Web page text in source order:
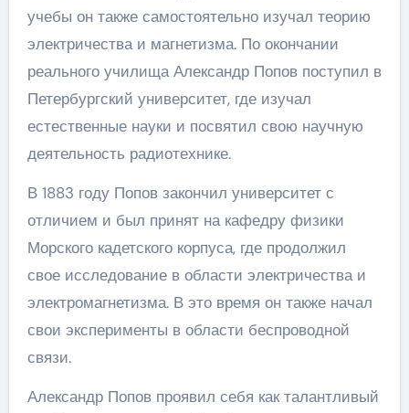
учебы он также самостоятельно изучал теорию
электричества и магнетизма. По окончании
реального училища Александр Попов поступил в
Петербургский университет, где изучал
естественные науки и посвятил свою научную
деятельность радиотехнике.
В 1883 году Попов закончил университет с
отличием и был принят на кафедру физики
Морского кадетского корпуса, где продолжил
свое исследование в области электричества и
электромагнетизма. В это время он также начал
свои эксперименты в области беспроводной
связи.
Александр Попов проявил себя как талантливый